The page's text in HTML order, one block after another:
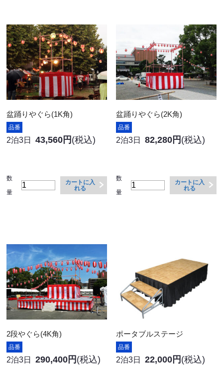
盆踊りやぐら(1K角)
品番
2泊3日 43,560円 (税込)
数
量
カートに入
れる
盆踊りやぐら(2K角)
品番
2泊3日 82,280円 (税込)
数
量
カートに入
れる
2段やぐら(4K角)
品番
2泊3日 290,400円 (税込)
ポータブルステージ
品番
2泊3日 22,000円 (税込)